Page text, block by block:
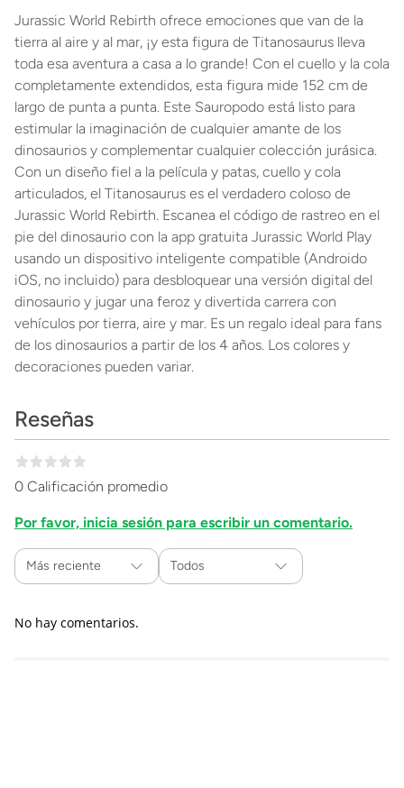
Jurassic World Rebirth ofrece emociones que van de la
tierra al aire y al mar, ¡y esta figura de Titanosaurus lleva
toda esa aventura a casa a lo grande! Con el cuello y la cola
completamente extendidos, esta figura mide 152 cm de
largo de punta a punta. Este Sauropodo está listo para
estimular la imaginación de cualquier amante de los
dinosaurios y complementar cualquier colección jurásica.
Con un diseño fiel a la película y patas, cuello y cola
articulados, el Titanosaurus es el verdadero coloso de
Jurassic World Rebirth. Escanea el código de rastreo en el
pie del dinosaurio con la app gratuita Jurassic World Play
usando un dispositivo inteligente compatible (Androido
iOS, no incluido) para desbloquear una versión digital del
dinosaurio y jugar una feroz y divertida carrera con
vehículos por tierra, aire y mar. Es un regalo ideal para fans
de los dinosaurios a partir de los 4 años. Los colores y
decoraciones pueden variar.
Reseñas
0 Calificación promedio
Por favor, inicia sesión para escribir un comentario.
Más reciente Todos
No hay comentarios.